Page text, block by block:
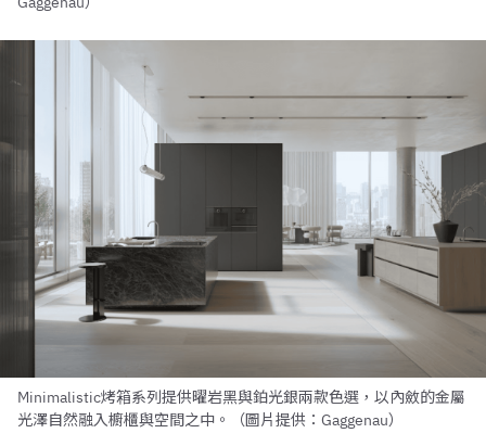
Minimalistic烤箱系列提供曜岩黑與鉑光銀兩款色選，以內斂的金屬
光澤自然融入櫥櫃與空間之中。（圖片提供：Gaggenau）